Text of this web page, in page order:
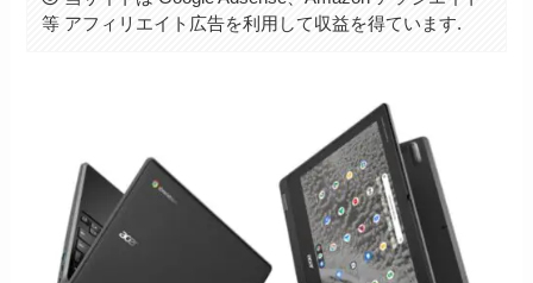
等 アフィリエイト広告を利用して収益を得ています.